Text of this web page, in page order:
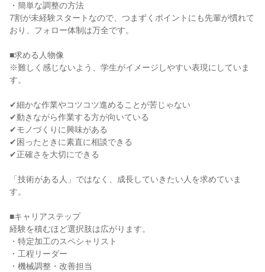
・簡単な調整の方法
7割が未経験スタートなので、つまずくポイントにも先輩が慣れて
おり、フォロー体制は万全です。
■求める人物像
※難しく感じないよう、学生がイメージしやすい表現にしていま
す。
✔細かな作業やコツコツ進めることが苦じゃない
✔動きながら作業する方が向いている
✔モノづくりに興味がある
✔困ったときに素直に相談できる
✔正確さを大切にできる
「技術がある人」ではなく、成長していきたい人を求めていま
す。
■キャリアステップ
経験を積むほど選択肢は広がります。
・特定加工のスペシャリスト
・工程リーダー
・機械調整・改善担当